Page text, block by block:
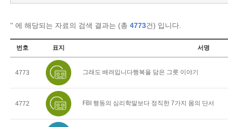
'' 에 해당되는 자료의 검색 결과는 (총 4773건) 입니다.
번호 표지 서명
4773 그래도 배려입니다행복을 담은 그릇 이야기
4772 FBI 행동의 심리학말보다 정직한 7가지 몸의 단서